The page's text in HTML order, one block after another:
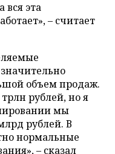
вся эта
– считает
объем продаж.
рублей, но я
мы
рублей. В
нормальные
– сказал